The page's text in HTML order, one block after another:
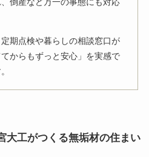
期点検や暮らしの相談窓口が
からもずっと安心」を実感で
大工がつくる無垢材の住まい